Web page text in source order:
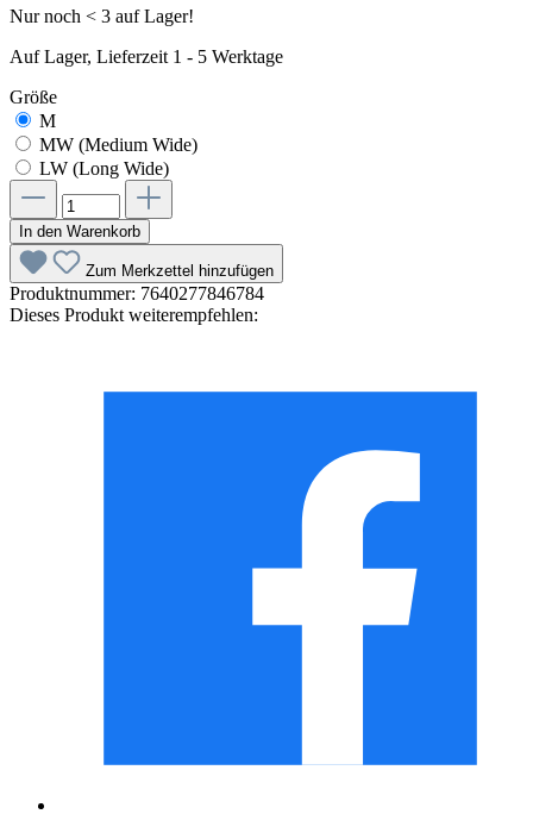
Nur noch < 3 auf Lager!
Auf Lager, Lieferzeit 1 - 5 Werktage
Größe
M
MW (Medium Wide)
LW (Long Wide)
In den Warenkorb
Zum Merkzettel hinzufügen
Produktnummer: 7640277846784
Dieses Produkt weiterempfehlen: